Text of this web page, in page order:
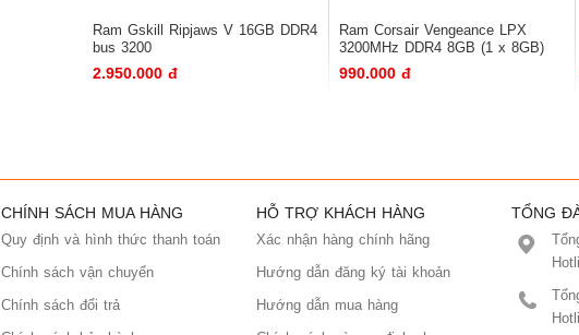
Ram Gskill Ripjaws V 16GB DDR4
bus 3200
2.950.000 đ
Ram Corsair Vengeance LPX
3200MHz DDR4 8GB (1 x 8GB)
990.000 đ
CHÍNH SÁCH MUA HÀNG
Quy định và hình thức thanh toán
Chính sách vận chuyển
Chính sách đổi trả
HỖ TRỢ KHÁCH HÀNG
Xác nhận hàng chính hãng
Hướng dẫn đăng ký tài khoản
Hướng dẫn mua hàng
TỔNG